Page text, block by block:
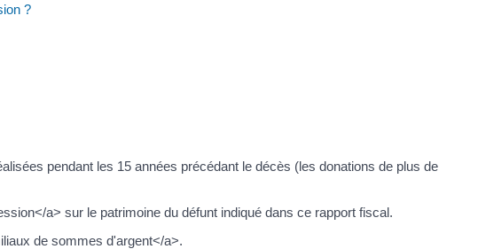
?
pendant les 15 années précédant le décès (les donations de plus de
a> sur le patrimoine du défunt indiqué dans ce rapport fiscal.
de sommes d'argent</a>.